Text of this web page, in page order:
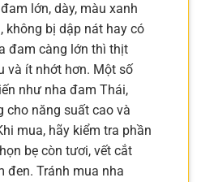
lớn, dày, màu xanh
không bị dập nát hay có
đam càng lớn thì thịt
và ít nhớt hơn. Một số
như nha đam Thái,
cho năng suất cao và
mua, hãy kiểm tra phần
bẹ còn tươi, vết cắt
đen. Tránh mua nha